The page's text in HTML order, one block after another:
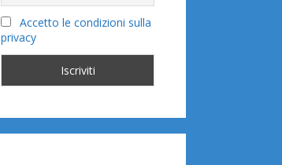
Accetto le condizioni sulla
privacy